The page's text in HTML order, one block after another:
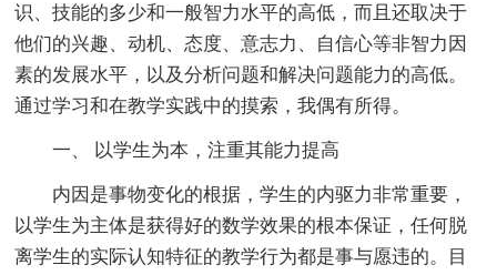
识、技能的多少和一般智力水平的高低，而且还取决于
他们的兴趣、动机、态度、意志力、自信心等非智力因
素的发展水平，以及分析问题和解决问题能力的高低。
通过学习和在教学实践中的摸索，我偶有所得。
一、 以学生为本，注重其能力提高
内因是事物变化的根据，学生的内驱力非常重要，
以学生为主体是获得好的数学效果的根本保证，任何脱
离学生的实际认知特征的教学行为都是事与愿违的。目